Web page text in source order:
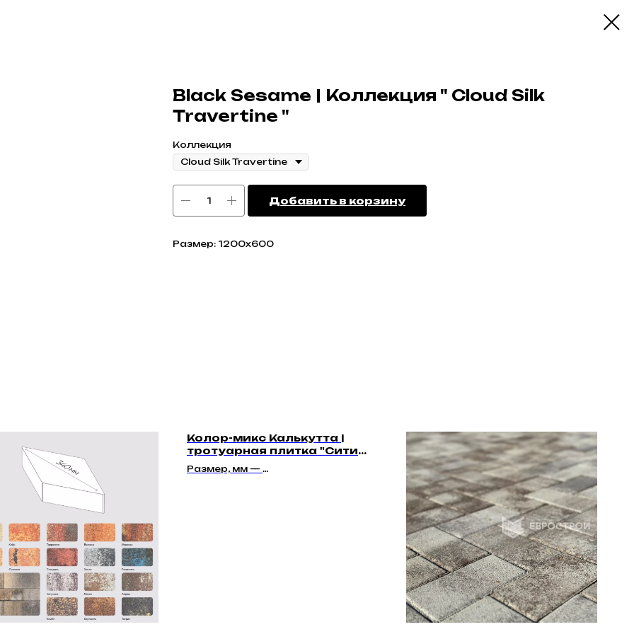
Black Sesame | Коллекция " Cloud Silk
Travertine "
Коллекция
Добавить в корзину
Размер: 1200x600
Колор-микс Калькутта |
тротуарная плитка "Сити
45мм" | Гладкая
Размер, мм —